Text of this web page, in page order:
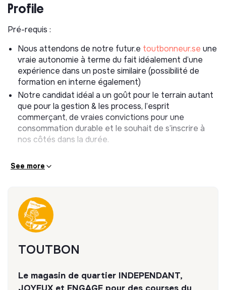
* Mettre en place le rayon en fonction des saisons et
communication spécifique)
* Assurer la meilleure fraîcheur des produits (tri,
réassorts)
* Passer les commandes en relai du responsable de
* Apporter une contribution active à la commercialité du
magasin et participer aux tâches de polyvalence de
l’équipe (réassorts, caisse, ménage)
de nos clients et fournisseurs
Profile
Pré-requis :
Nous attendons de notre futur.e toutbonneur.se une
vraie autonomie à terme du fait idéalement d’une
expérience dans un poste similaire (possibilité de
formation en interne également)
Notre candidat idéal a un goût pour le terrain autant
que pour la gestion & les process, l’esprit
commerçant, de vraies convictions pour une
consommation durable et le souhait de s’inscrire à
nos côtés dans la durée.
See more
TOUTBON
Le magasin de quartier INDEPENDANT,